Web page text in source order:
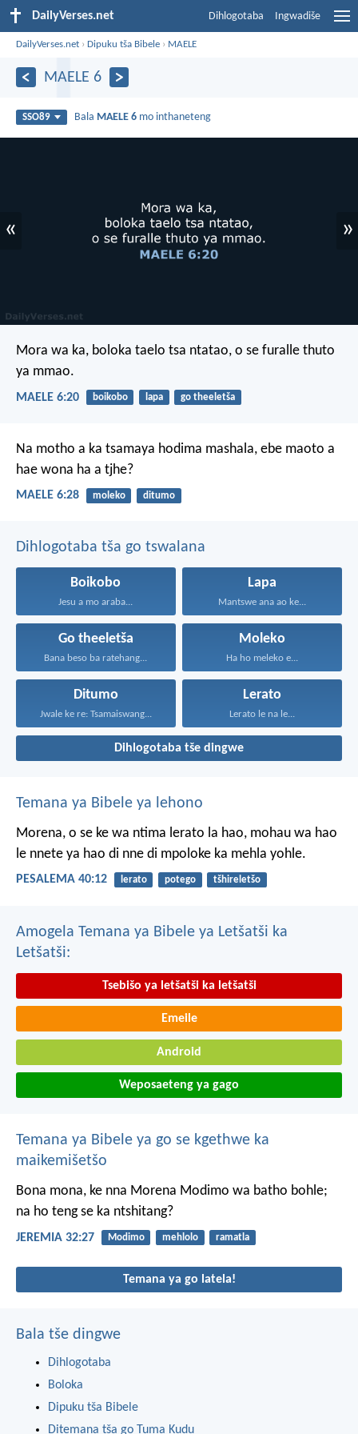
DailyVerses.net Dihlogotaba Ingwadiše
DailyVerses.net ›Dipuku tša Bibele › MAELE
MAELE 6
SSO89 Bala MAELE 6 mo inthaneteng
« »
Mora wa ka, boloka taelo tsa ntatao, o se furalle thuto
ya mmao.
MAELE 6:20 boikobo lapa go theeletša
Na motho a ka tsamaya hodima mashala, ebe maoto a
hae wona ha a tjhe?
MAELE 6:28 moleko ditumo
Dihlogotaba tša go tswalana
Boikobo
Jesu a mo araba...
Lapa
Mantswe ana ao ke...
Go theeletša
Bana beso ba ratehang...
Moleko
Ha ho meleko e...
Ditumo
Jwale ke re: Tsamaiswang...
Lerato
Lerato le na le...
Dihlogotaba tše dingwe
Temana ya Bibele ya lehono
Morena, o se ke wa ntima lerato la hao, mohau wa hao
le nnete ya hao di nne di mpoloke ka mehla yohle.
PESALEMA 40:12 lerato potego tšhireletšo
Amogela Temana ya Bibele ya Letšatši ka
Letšatši:
Tsebišo ya letšatši ka letšatši
Emeile
Android
Weposaeteng ya gago
Temana ya Bibele ya go se kgethwe ka
maikemišetšo
Bona mona, ke nna Morena Modimo wa batho bohle;
na ho teng se ka ntshitang?
JEREMIA 32:27 Modimo mehlolo ramatla
Temana ya go latela!
Bala tše dingwe
Dihlogotaba
Boloka
Dipuku tša Bibele
Ditemana tša go Tuma Kudu